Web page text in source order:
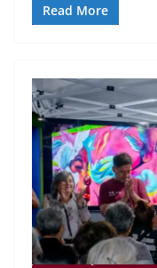
Read More